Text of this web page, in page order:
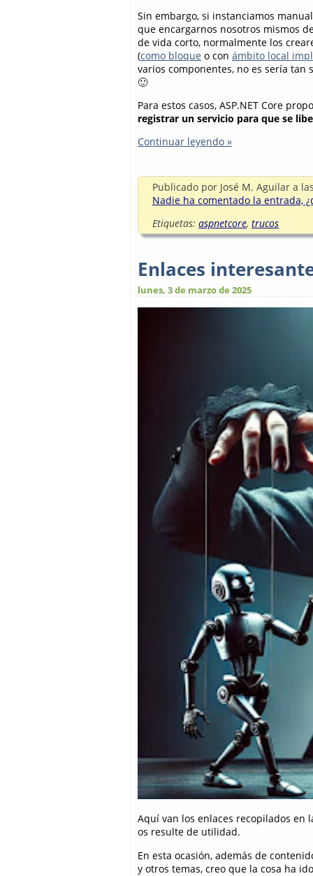
Sin embargo, si instanciamos
que encargarnos nosotros mismos
de vida corto, normalmente los
(como bloque o con ámbito local
varios componentes, no es sería
🙂
Para estos casos, ASP.NET Core
registrar un servicio para que se
Continuar leyendo »
Publicado por José M. Aguilar a
Nadie ha comentado la entrada,
Etiquetas: aspnetcore, trucos
Enlaces
lunes, 3 de marzo de 2025
Aquí van los enlaces recopilados en
os resulte de utilidad.
En esta ocasión, además de
y otros temas, creo que la cosa ha